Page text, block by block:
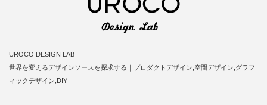
UROCO DESIGN LAB
世界を変えるデザインソースを探求する｜プロダクトデザイン,空間デザイン,グラフ
ィックデザイン,DIY